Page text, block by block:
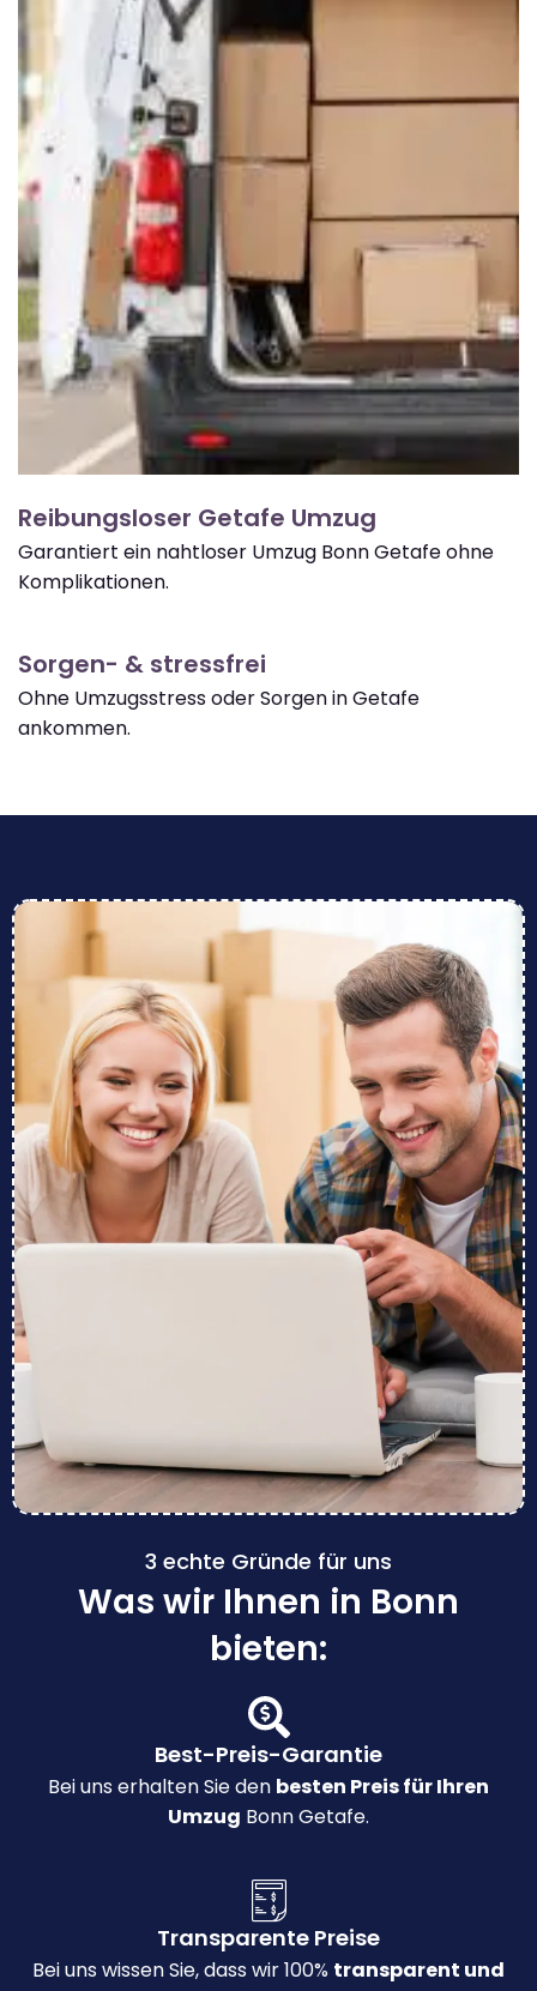
Reibungsloser Getafe Umzug
Garantiert ein nahtloser Umzug Bonn Getafe ohne
Komplikationen.
Sorgen- & stressfrei
Ohne Umzugsstress oder Sorgen in Getafe
ankommen.
3 echte Gründe für uns
Was wir Ihnen in Bonn
bieten:
Best-Preis-Garantie
Bei uns erhalten Sie den besten Preis für Ihren
Umzug Bonn Getafe.
Transparente Preise
Bei uns wissen Sie, dass wir 100% transparent und